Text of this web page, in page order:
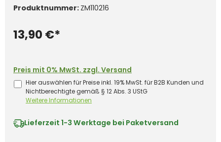
Produktnummer: ZM110216
13,90 €*
Preis mit 0% MwSt. zzgl. Versand
Hier auswählen für Preise inkl. 19% MwSt. für B2B Kunden und
Nichtberechtigte gemäß § 12 Abs. 3 UStG
Weitere Informationen
Lieferzeit 1-3 Werktage bei Paketversand